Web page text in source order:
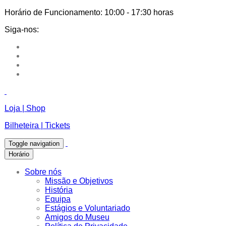
Horário de Funcionamento: 10:00 - 17:30 horas
Siga-nos:
Loja | Shop
Bilheteira | Tickets
Toggle navigation
Horário
Sobre nós
Missão e Objetivos
História
Equipa
Estágios e Voluntariado
Amigos do Museu